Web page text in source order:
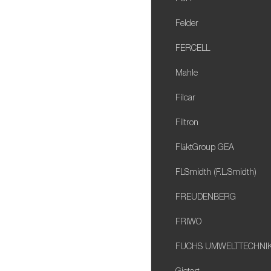
Felder
FERCELL
Mahle
Filcar
Filtron
FläktGroup GEA
FLSmidth (F.L.Smidth)
FREUDENBERG
FRIWO
FUCHS